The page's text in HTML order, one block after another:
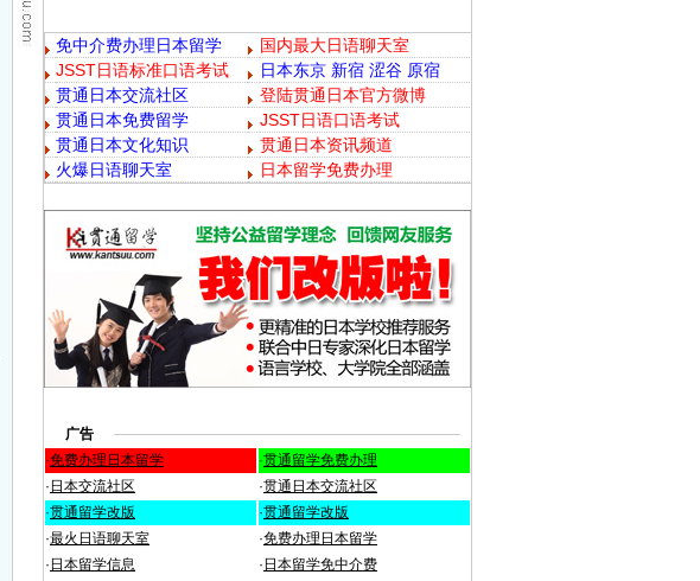
广告
·免费办理日本留学
· 日本交流社区
·贯通留学改版
·最火日语聊天室
· 日本留学信息
·贯通留学免费办理
·贯通日本交流社区
·贯通留学改版
·免费办理日本留学
· 日本留学免中介费